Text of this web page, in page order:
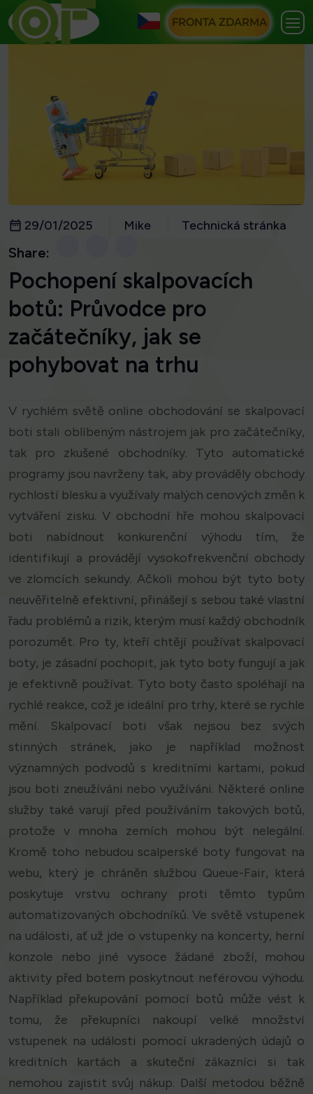
FRONTA ZDARMA
29/01/2025 Mike Technická stránka
Share:
Pochopení skalpovacích
botů: Průvodce pro
začátečníky, jak se
pohybovat na trhu
V rychlém světě online obchodování se skalpovací
boti stali oblíbeným nástrojem jak pro začátečníky,
tak pro zkušené obchodníky. Tyto automatické
programy jsou navrženy tak, aby prováděly obchody
rychlostí blesku a využívaly malých cenových změn k
vytváření zisku. V obchodní hře mohou skalpovací
boti nabídnout konkurenční výhodu tím, že
identifikují a provádějí vysokofrekvenční obchody
ve zlomcích sekundy. Ačkoli mohou být tyto boty
neuvěřitelně efektivní, přinášejí s sebou také vlastní
řadu problémů a rizik, kterým musí každý obchodník
porozumět. Pro ty, kteří chtějí používat skalpovací
boty, je zásadní pochopit, jak tyto boty fungují a jak
je efektivně používat. Tyto boty často spoléhají na
rychlé reakce, což je ideální pro trhy, které se rychle
mění. Skalpovací boti však nejsou bez svých
stinných stránek, jako je například možnost
významných podvodů s kreditními kartami, pokud
jsou boti zneužíváni nebo využíváni. Některé online
služby také varují před používáním takových botů,
protože v mnoha zemích mohou být nelegální.
Kromě toho nebudou scalperské boty fungovat na
webu, který je chráněn službou Queue-Fair, která
poskytuje vrstvu ochrany proti těmto typům
automatizovaných obchodníků. Ve světě vstupenek
na události, ať už jde o vstupenky na koncerty, herní
konzole nebo jiné vysoce žádané zboží, mohou
aktivity před botem poskytnout neférovou výhodu.
Například překupování pomocí botů může vést k
tomu, že překupníci nakoupí velké množství
vstupenek na události pomocí ukradených údajů o
kreditních kartách a skuteční zákazníci si tak
nemohou zajistit svůj nákup. Další metodou běžně